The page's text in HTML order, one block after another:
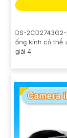
DS-
ống kính có thể
giải 4